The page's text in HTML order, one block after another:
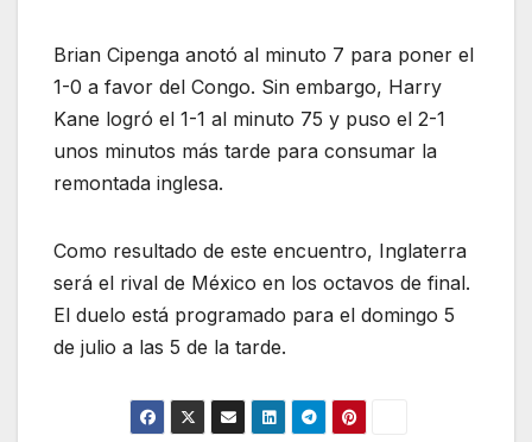
Brian Cipenga anotó al minuto 7 para poner el
1-0 a favor del Congo. Sin embargo, Harry
Kane logró el 1-1 al minuto 75 y puso el 2-1
unos minutos más tarde para consumar la
remontada inglesa.
Como resultado de este encuentro, Inglaterra
será el rival de México en los octavos de final.
El duelo está programado para el domingo 5
de julio a las 5 de la tarde.